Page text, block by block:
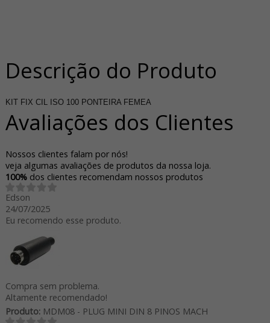
Descrição do Produto
KIT FIX CIL ISO 100 PONTEIRA FEMEA
Avaliações dos Clientes
Nossos clientes falam por nós!
veja algumas avaliações de produtos da nossa loja.
100% dos clientes recomendam nossos produtos
Edson
24/07/2025
Eu recomendo esse produto.
Compra sem problema.
Altamente recomendado!
Produto:MDM08 - PLUG MINI DIN 8 PINOS MACH